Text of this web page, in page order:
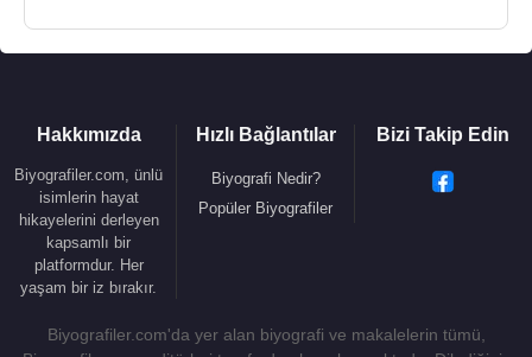
Hakkımızda
Biyografiler.com, ünlü
isimlerin hayat
hikayelerini derleyen
kapsamlı bir
platformdur. Her
yaşam bir iz bırakır.
Hızlı Bağlantılar
Biyografi Nedir?
Popüler Biyografiler
Bizi Takip Edin
Biyografiler.com'da yer alan biyografi ve makalelerin tümü,